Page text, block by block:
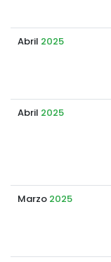
Abril 2025
Abril 2025
Marzo 2025